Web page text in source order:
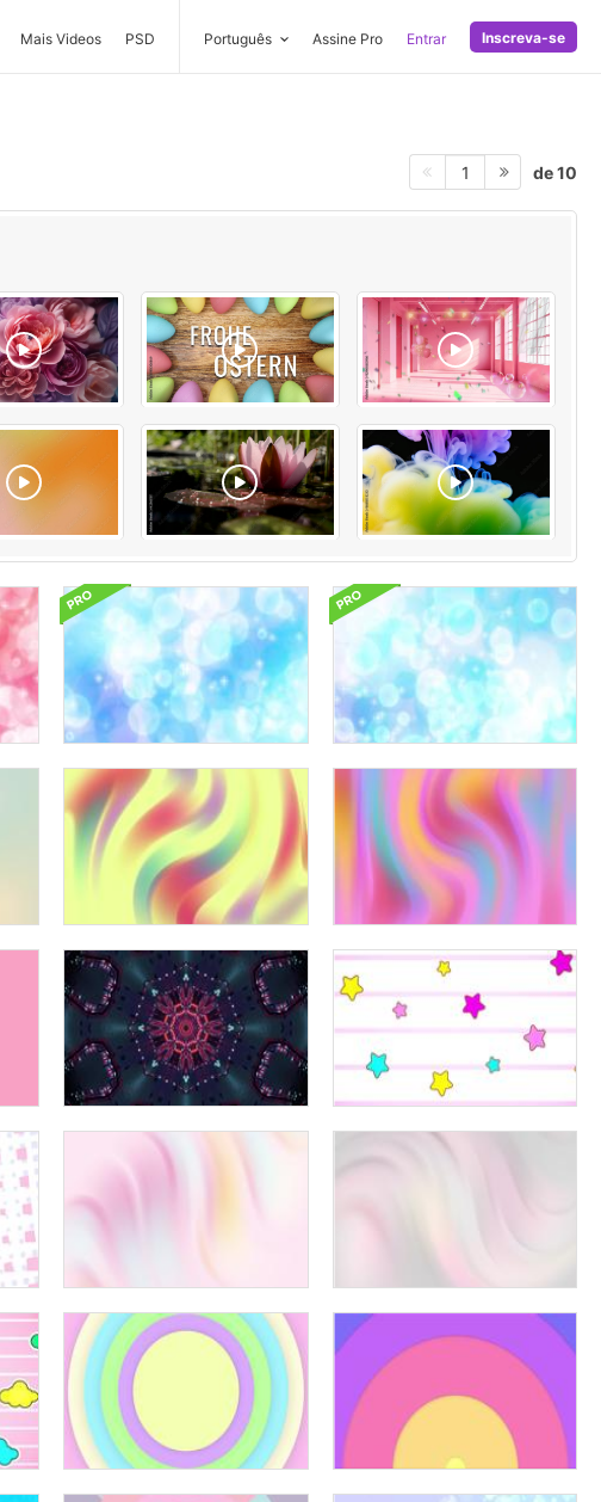
Mais Videos PSD Português Assine Pro Entrar Inscreva-se
1 de 10